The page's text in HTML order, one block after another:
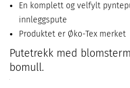
En komplett og velfylt
innleggspute
Produktet er Øko-Tex merket
Putetrekk med
bomull.